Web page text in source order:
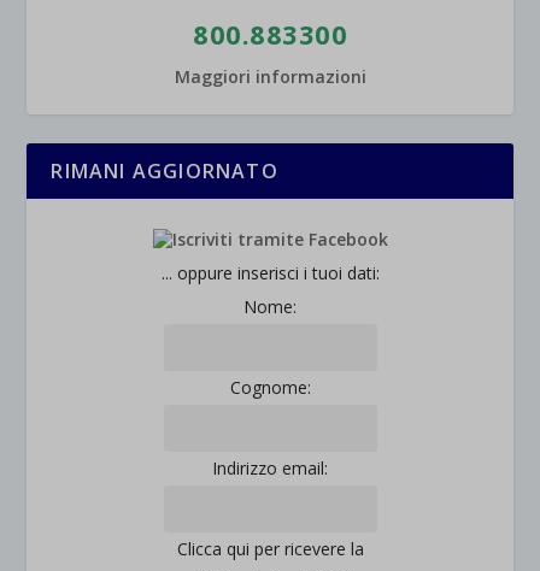
800.883300
Maggiori informazioni
RIMANI AGGIORNATO
... oppure inserisci i tuoi dati:
Nome:
Cognome:
Indirizzo email:
Clicca qui per ricevere la